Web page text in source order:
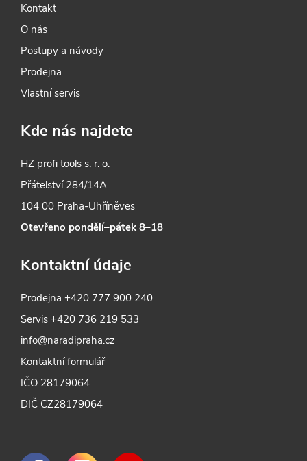
Kontakt
O nás
Postupy a návody
Prodejna
Vlastní servis
Kde nás najdete
HZ profi tools s. r. o.
Přátelství 284/14A
104 00 Praha-Uhříněves
Otevřeno pondělí–pátek 8–18
Kontaktní údaje
Prodejna+420 777 900 240
Servis+420 736 219 533
info@naradipraha.cz
Kontaktní formulář
IČO 28179064
DIČ CZ28179064